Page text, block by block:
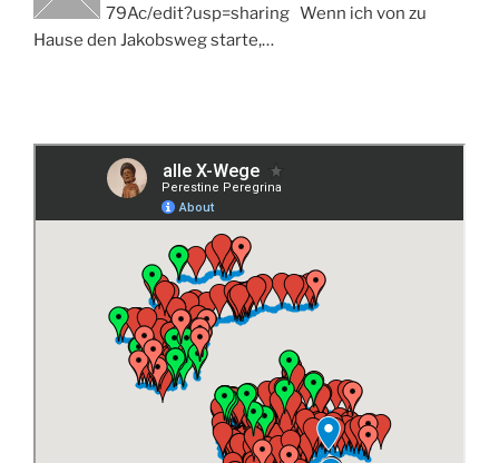
79Ac/edit?usp=sharing Wenn ich von zu
Hause den Jakobsweg starte,…